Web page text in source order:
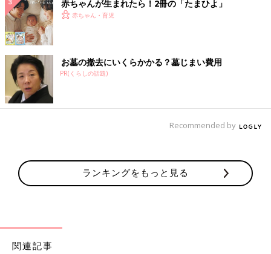
赤ちゃんが生まれたら！2冊の「たまひよ」
赤ちゃん・育児
お墓の撤去にいくらかかる？墓じまい費用
PR(くらしの話題)
Recommended by
ランキングをもっと見る
関連記事